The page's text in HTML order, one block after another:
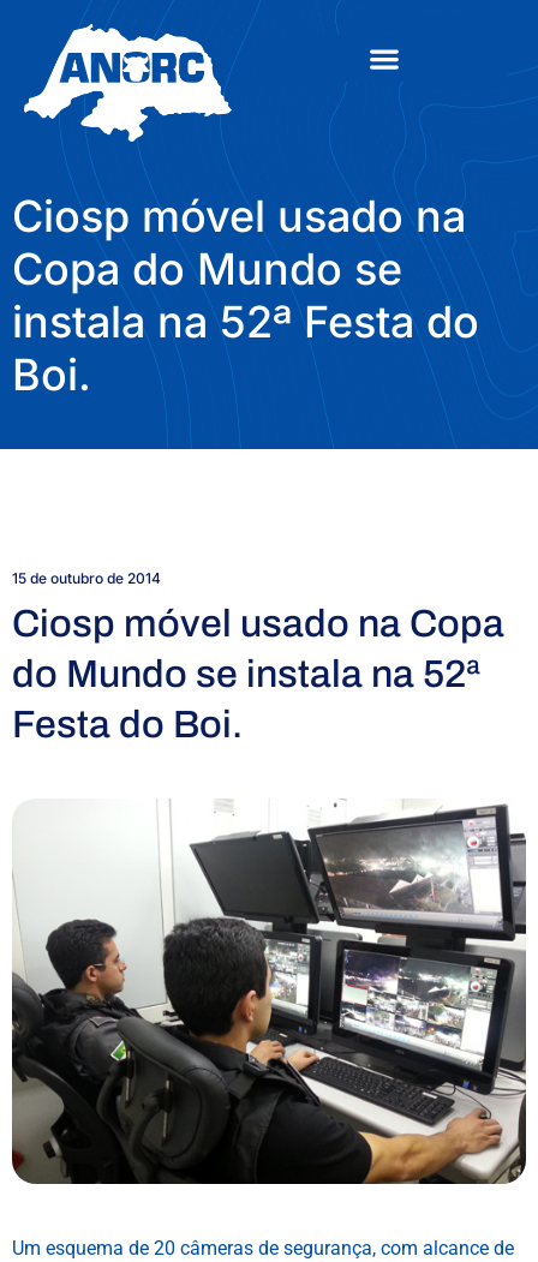
Ciosp móvel usado na
Copa do Mundo se
instala na 52ª Festa do
Boi.
15 de outubro de 2014
Ciosp móvel usado na Copa
do Mundo se instala na 52ª
Festa do Boi.
Um esquema de 20 câmeras de segurança, com alcance de